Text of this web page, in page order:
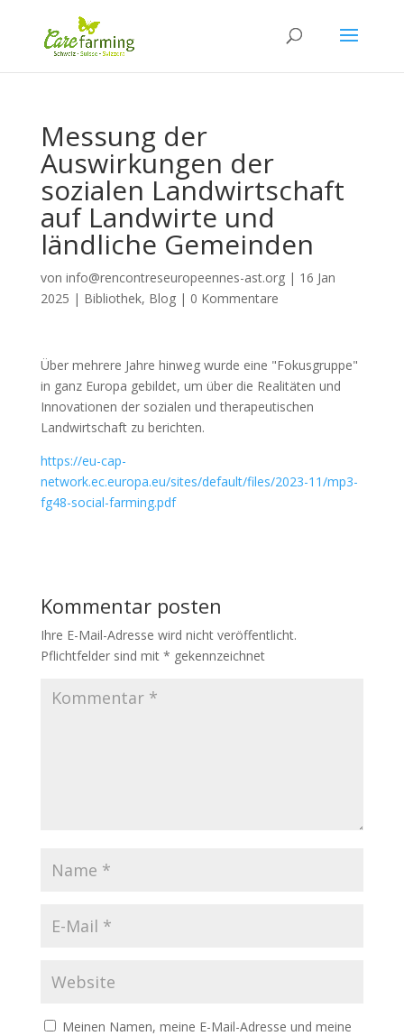
Messung der
Auswirkungen der
sozialen Landwirtschaft
auf Landwirte und
ländliche Gemeinden
von info@rencontreseuropeennes-ast.org| 16 Jan
2025 | Bibliothek, Blog| 0 Kommentare
Über mehrere Jahre hinweg wurde eine "Fokusgruppe"
in ganz Europa gebildet, um über die Realitäten und
Innovationen der sozialen und therapeutischen
Landwirtschaft zu berichten.
https://eu-cap-
network.ec.europa.eu/sites/default/files/2023-11/mp3-
fg48-social-farming.pdf
Kommentar posten
Ihre E-Mail-Adresse wird nicht veröffentlicht.
Pflichtfelder sind mit * gekennzeichnet
Meinen Namen, meine E-Mail-Adresse und meine